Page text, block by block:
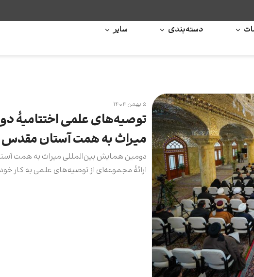
دسته‌بندی سایر
۵ بهمن ۱۴۰۴
توصیه‌های علمی اختتامیۀ
میراث به همت آستان
دومین همایش بین‌المللی میراث به همت
ارائۀ مجموعه‌ای از توصیه‌های علمی به کار خود